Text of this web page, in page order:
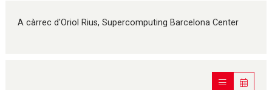
A càrrec d'Oriol Rius, Supercomputing Barcelona Center